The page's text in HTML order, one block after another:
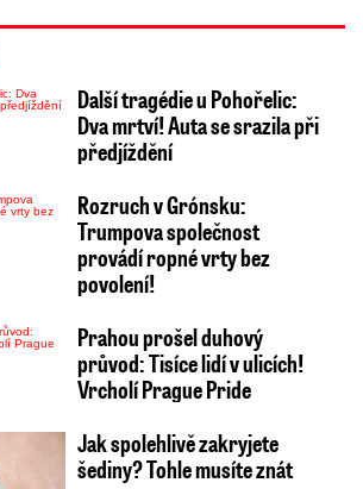
Další tragédie u Pohořelic:
Dva mrtví! Auta se srazila při
předjíždění
Rozruch v Grónsku:
Trumpova společnost
provádí ropné vrty bez
povolení!
Prahou prošel duhový
průvod: Tisíce lidí v ulicích!
Vrcholí Prague Pride
Jak spolehlivě zakryjete
šediny? Tohle musíte znát